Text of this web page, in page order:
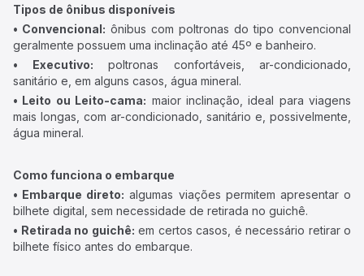
Tipos de ônibus disponíveis
• Convencional: ônibus com poltronas do tipo convencional
geralmente possuem uma inclinação até 45º e banheiro.
• Executivo: poltronas confortáveis, ar-condicionado,
sanitário e, em alguns casos, água mineral.
• Leito ou Leito-cama: maior inclinação, ideal para viagens
mais longas, com ar-condicionado, sanitário e, possivelmente,
água mineral.
Como funciona o embarque
• Embarque direto: algumas viações permitem apresentar o
bilhete digital, sem necessidade de retirada no guichê.
• Retirada no guichê: em certos casos, é necessário retirar o
bilhete físico antes do embarque.